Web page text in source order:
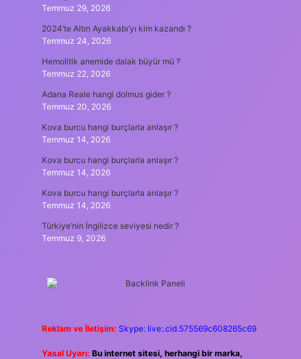
Temmuz 29, 2026
2024’te Altın Ayakkabı’yı kim kazandı ?
Temmuz 24, 2026
Hemolitik anemide dalak büyür mü ?
Temmuz 22, 2026
Adana Reale hangi dolmus gider ?
Temmuz 20, 2026
Kova burcu hangi burçlarla anlaşır ?
Temmuz 14, 2026
Kova burcu hangi burçlarla anlaşır ?
Temmuz 14, 2026
Kova burcu hangi burçlarla anlaşır ?
Temmuz 14, 2026
Türkiye’nin İngilizce seviyesi nedir ?
Temmuz 9, 2026
Reklam ve İletişim: Skype: live:.cid.575569c608265c69
Yasal Uyarı: Bu internet sitesi, herhangi bir marka,